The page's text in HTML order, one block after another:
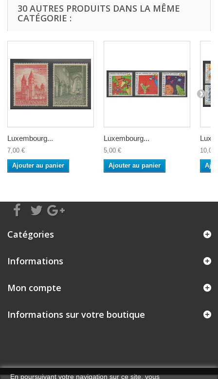
30 AUTRES PRODUITS DANS LA MÊME
CATÉGORIE :
Luxembourg...
7,00 €
Ajouter au panier
Luxembourg...
5,00 €
Ajouter au panier
10,00
Catégories
Informations
Mon compte
Informations sur votre boutique
En poursuivant votre navigation sur ce site, vous